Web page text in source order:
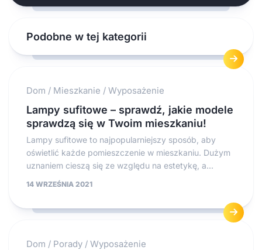
Podobne w tej kategorii
Dom / Mieszkanie / Wyposażenie
Lampy sufitowe – sprawdź, jakie modele
sprawdzą się w Twoim mieszkaniu!
Lampy sufitowe to najpopularniejszy sposób, aby
oświetlić każde pomieszczenie w mieszkaniu. Dużym
uznaniem cieszą się ze względu na estetykę, a...
14 WRZEŚNIA 2021
Dom / Porady / Wyposażenie